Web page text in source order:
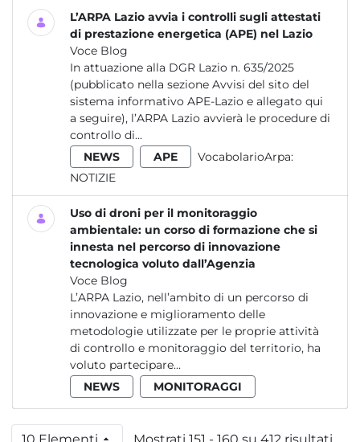
L’ARPA Lazio avvia i controlli sugli attestati
di prestazione energetica (APE) nel Lazio
Voce Blog
In attuazione alla DGR Lazio n. 635/2025
(pubblicato nella sezione Avvisi del sito del
sistema informativo APE-Lazio e allegato qui
a seguire), l’ARPA Lazio avvierà le procedure di
controllo di...
NEWS
APE
VocabolarioArpa:
NOTIZIE
Uso di droni per il monitoraggio
ambientale: un corso di formazione che si
innesta nel percorso di innovazione
tecnologica voluto dall’Agenzia
Voce Blog
L’ARPA Lazio, nell’ambito di un percorso di
innovazione e miglioramento delle
metodologie utilizzate per le proprie attività
di controllo e monitoraggio del territorio, ha
voluto partecipare...
NEWS
MONITORAGGI